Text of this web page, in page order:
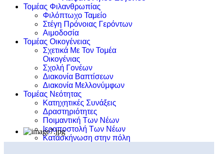
Τομέας Φιλανθρωπίας
Φιλόπτωχο Ταμείο
Στέγη Πρόνοιας Γερόντων
Αιμοδοσία
Τομέας Οικογένειας
Σχετικά Με Τον Τομέα
Οικογένιας
Σχολή Γονέων
Διακονία Βαπτίσεων
Διακονία Μελλονύμφων
Τομέας Νεότητας
Κατηχητικές Συνάξεις
Δραστηριότητες
Ποιμαντική Των Νέων
Ιεραποστολή Των Νέων
Κατασκήνωση στην πόλη